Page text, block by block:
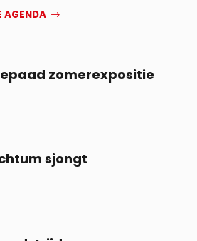
AGENDA
zomerexpositie
sjongt